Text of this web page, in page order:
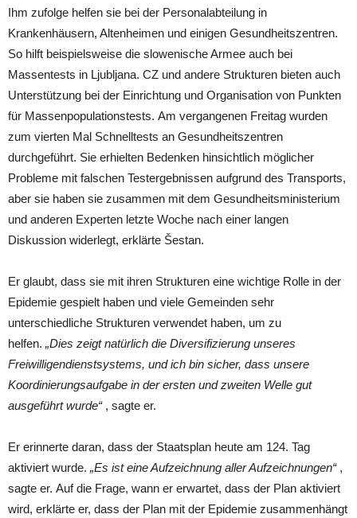
Ihm zufolge helfen sie bei der Personalabteilung in
Krankenhäusern, Altenheimen und einigen Gesundheitszentren.
So hilft beispielsweise die slowenische Armee auch bei
Massentests in Ljubljana. CZ und andere Strukturen bieten auch
Unterstützung bei der Einrichtung und Organisation von Punkten
für Massenpopulationstests. Am vergangenen Freitag wurden
zum vierten Mal Schnelltests an Gesundheitszentren
durchgeführt. Sie erhielten Bedenken hinsichtlich möglicher
Probleme mit falschen Testergebnissen aufgrund des Transports,
aber sie haben sie zusammen mit dem Gesundheitsministerium
und anderen Experten letzte Woche nach einer langen
Diskussion widerlegt, erklärte Šestan.
Er glaubt, dass sie mit ihren Strukturen eine wichtige Rolle in der
Epidemie gespielt haben und viele Gemeinden sehr
unterschiedliche Strukturen verwendet haben, um zu
helfen. „Dies zeigt natürlich die Diversifizierung unseres
Freiwilligendienstsystems, und ich bin sicher, dass unsere
Koordinierungsaufgabe in der ersten und zweiten Welle gut
ausgeführt wurde“, sagte er.
Er erinnerte daran, dass der Staatsplan heute am 124. Tag
aktiviert wurde. „Es ist eine Aufzeichnung aller Aufzeichnungen“,
sagte er. Auf die Frage, wann er erwartet, dass der Plan aktiviert
wird, erklärte er, dass der Plan mit der Epidemie zusammenhängt